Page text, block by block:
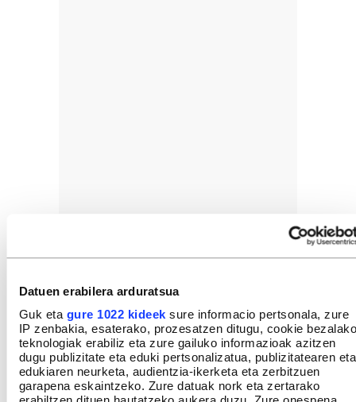
Datuen erabilera arduratsua
Guk eta gure 1022 kideek sure informacio pertsonala, zure
IP zenbakia, esaterako, prozesatzen ditugu, cookie bezalako
teknologiak erabiliz eta zure gailuko informazioak azitzen
dugu publizitate eta eduki pertsonalizatua, publizitatearen eta
edukiaren neurketa, audientzia-ikerketa eta zerbitzuen
garapena eskaintzeko. Zure datuak nork eta zertarako